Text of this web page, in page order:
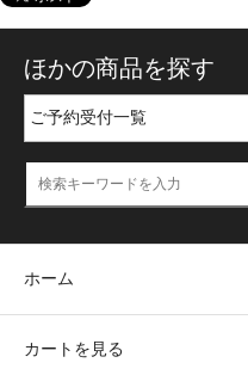
ほかの商品を探す
ホーム
カートを見る